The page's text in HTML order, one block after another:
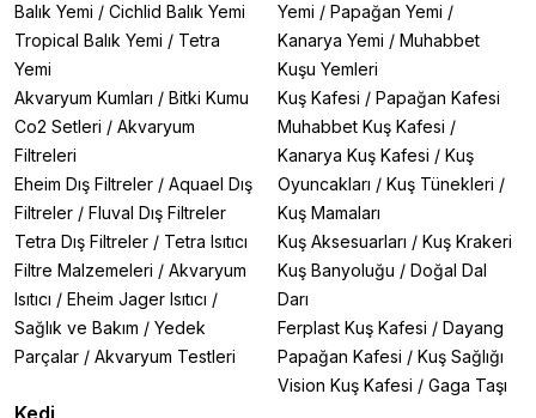
Balık Yemi / Cichlid Balık Yemi
Tropical Balık Yemi / Tetra
Yemi
Akvaryum Kumları / Bitki Kumu
Co2 Setleri / Akvaryum
Filtreleri
Eheim Dış Filtreler / Aquael Dış
Filtreler / Fluval Dış Filtreler
Tetra Dış Filtreler / Tetra Isıtıcı
Filtre Malzemeleri / Akvaryum
Isıtıcı / Eheim Jager Isıtıcı /
Sağlık ve Bakım / Yedek
Parçalar / Akvaryum Testleri
Kedi
Yemi / Papağan Yemi /
Kanarya Yemi / Muhabbet
Kuşu Yemleri
Kuş Kafesi / Papağan Kafesi
Muhabbet Kuş Kafesi /
Kanarya Kuş Kafesi / Kuş
Oyuncakları / Kuş Tünekleri /
Kuş Mamaları
Kuş Aksesuarları / Kuş Krakeri
Kuş Banyoluğu / Doğal Dal
Darı
Ferplast Kuş Kafesi / Dayang
Papağan Kafesi / Kuş Sağlığı
Vision Kuş Kafesi / Gaga Taşı